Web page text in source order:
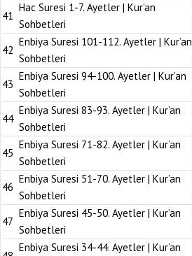
41
Hac Suresi 1-7. Ayetler | Kur’an
Sohbetleri
42
Enbiya Suresi 101-112. Ayetler | Kur’an
Sohbetleri
43
Enbiya Suresi 94-100. Ayetler | Kur’an
Sohbetleri
44
Enbiya Suresi 83-93. Ayetler | Kur’an
Sohbetleri
45
Enbiya Suresi 71-82. Ayetler | Kur’an
Sohbetleri
46
Enbiya Suresi 51-70. Ayetler | Kur’an
Sohbetleri
47
Enbiya Suresi 45-50. Ayetler | Kur’an
Sohbetleri
Enbiya Suresi 34-44. Ayetler | Kur’an